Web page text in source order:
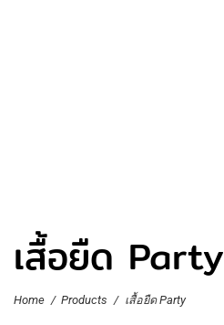
เสื้อยืด Party
Home / Products / เสื้อยืด Party